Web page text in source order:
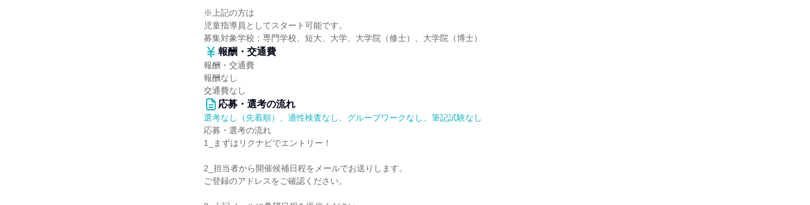
※上記の方は
児童指導員としてスタート可能です。
募集対象学校：専門学校、短大、大学、大学院（修士）、大学院（博士）
報酬・交通費
報酬・交通費
報酬なし
交通費なし
応募・選考の流れ
選考なし（先着順）、適性検査なし、グループワークなし、筆記試験なし
応募・選考の流れ
1_まずはリクナビでエントリー！
2_担当者から開催候補日程をメールでお送りします。
ご登録のアドレスをご確認ください。